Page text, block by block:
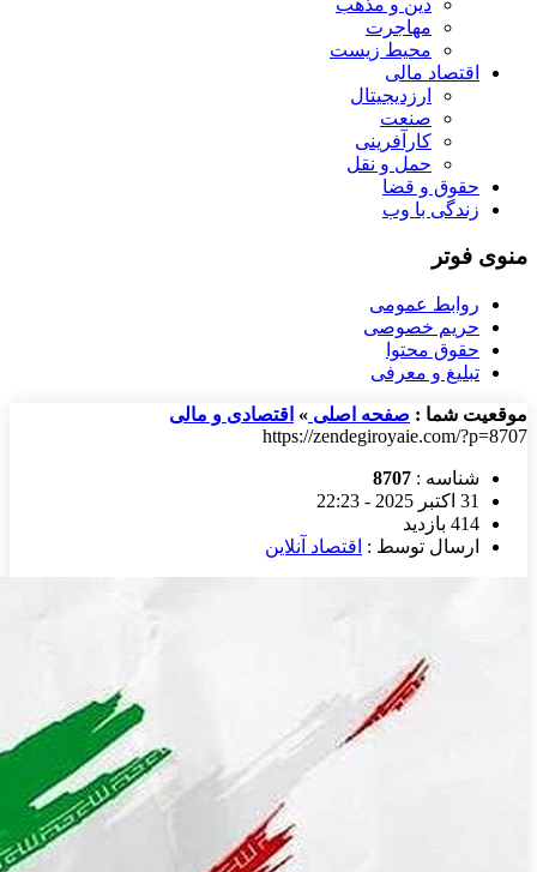
دین و مذهب
مهاجرت
محیط زیست
اقتصاد مالی
ارزدیجیتال
صنعت
کارآفرینی
حمل و نقل
حقوق و قضا
زندگی با وب
منوی فوتر
روابط عمومی
حریم خصوصی
حقوق محتوا
تبلیغ و معرفی
موقعیت شما : صفحه اصلی » اقتصادی و مالی
https://zendegiroyaie.com/?p=8707
شناسه : 8707
31 اکتبر 2025 - 22:23
414 بازدید
ارسال توسط : اقتصاد آنلاین